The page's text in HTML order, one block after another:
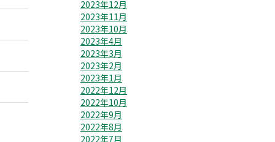
2023年12月
2023年11月
2023年10月
2023年4月
2023年3月
2023年2月
2023年1月
2022年12月
2022年10月
2022年9月
2022年8月
2022年7月